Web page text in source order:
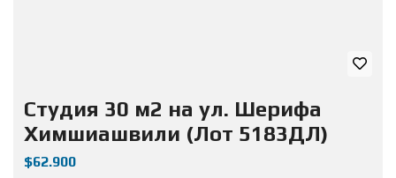
Студия 30 м2 на ул. Шерифа
Химшиашвили (Лот 5183ДЛ)
$62.900